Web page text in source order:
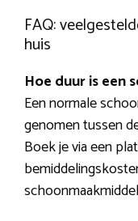
FAQ:
huis
Hoe duur is een
Een normale
genomen tussen
Boek je via een